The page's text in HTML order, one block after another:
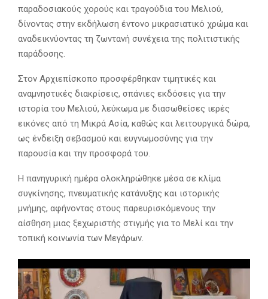
παραδοσιακούς χορούς και τραγούδια του Μελιού,
δίνοντας στην εκδήλωση έντονο μικρασιατικό χρώμα και
αναδεικνύοντας τη ζωντανή συνέχεια της πολιτιστικής
παράδοσης.
Στον Αρχιεπίσκοπο προσφέρθηκαν τιμητικές και
αναμνηστικές διακρίσεις, σπάνιες εκδόσεις για την
ιστορία του Μελιού, λεύκωμα με διασωθείσες ιερές
εικόνες από τη Μικρά Ασία, καθώς και λειτουργικά δώρα,
ως ένδειξη σεβασμού και ευγνωμοσύνης για την
παρουσία και την προσφορά του.
Η πανηγυρική ημέρα ολοκληρώθηκε μέσα σε κλίμα
συγκίνησης, πνευματικής κατάνυξης και ιστορικής
μνήμης, αφήνοντας στους παρευρισκόμενους την
αίσθηση μιας ξεχωριστής στιγμής για το Μελί και την
τοπική κοινωνία των Μεγάρων.